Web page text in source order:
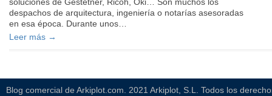
soluciones de Gestetner, Ricoh, Oki… Son muchos los
despachos de arquitectura, ingeniería o notarías asesoradas
en esa época. Durante unos…
Leer más →
Blog comercial de Arkiplot.com. 2021 Arkiplot, S.L. Todos los